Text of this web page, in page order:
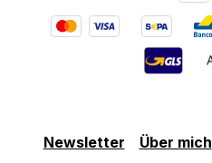
Newsletter Über mich